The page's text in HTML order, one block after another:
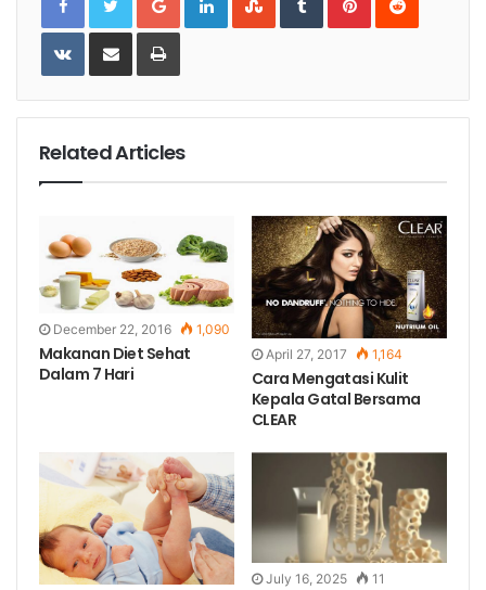
VKontakteShare
Email
Print
Related Articles
December 22, 2016 1,090
Makanan Diet Sehat
Dalam 7 Hari
April 27, 2017 1,164
Cara Mengatasi Kulit
Kepala Gatal Bersama
CLEAR
July 16, 2025 11